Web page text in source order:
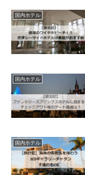
国内ホテル
国内ホテル
国内ホテル